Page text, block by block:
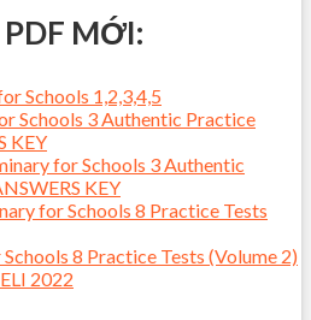
MỚI:
Schools 1,2,3,4,5
Schools 3 Authentic Practice
KEY
for Schools 3 Authentic
KEY
for Schools 8 Practice Tests
8 Practice Tests (Volume 2)
2022